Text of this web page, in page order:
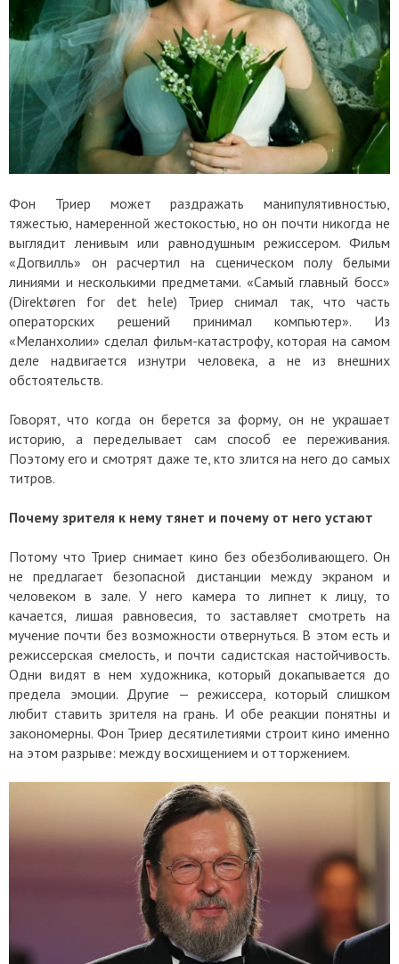
Фон Триер может раздражать манипулятивностью,
тяжестью, намеренной жестокостью, но он почти никогда не
выглядит ленивым или равнодушным режиссером. Фильм
«Догвилль» он расчертил на сценическом полу белыми
линиями и несколькими предметами. «Самый главный босс»
(Direktøren for det hele) Триер снимал так, что часть
операторских решений принимал компьютер». Из
«Меланхолии» сделал фильм-катастрофу, которая на самом
деле надвигается изнутри человека, а не из внешних
обстоятельств.
Говорят, что когда он берется за форму, он не украшает
историю, а переделывает сам способ ее переживания.
Поэтому его и смотрят даже те, кто злится на него до самых
титров.
Почему зрителя к нему тянет и почему от него устают
Потому что Триер снимает кино без обезболивающего. Он
не предлагает безопасной дистанции между экраном и
человеком в зале. У него камера то липнет к лицу, то
качается, лишая равновесия, то заставляет смотреть на
мучение почти без возможности отвернуться. В этом есть и
режиссерская смелость, и почти садистская настойчивость.
Одни видят в нем художника, который докапывается до
предела эмоции. Другие — режиссера, который слишком
любит ставить зрителя на грань. И обе реакции понятны и
закономерны. Фон Триер десятилетиями строит кино именно
на этом разрыве: между восхищением и отторжением.